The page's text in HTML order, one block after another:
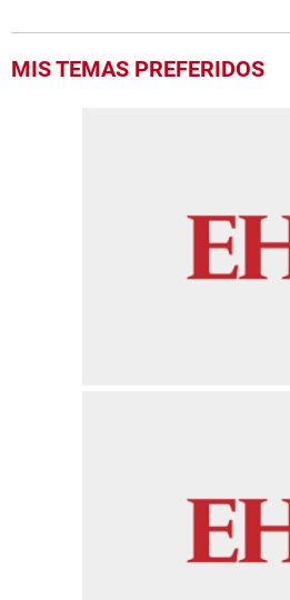
MIS TEMAS PREFERIDOS